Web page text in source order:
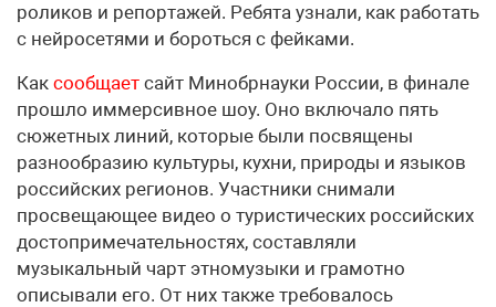
роликов и репортажей. Ребята узнали, как работать
с нейросетями и бороться с фейками.
Как сообщает сайт Минобрнауки России, в финале
прошло иммерсивное шоу. Оно включало пять
сюжетных линий, которые были посвящены
разнообразию культуры, кухни, природы и языков
российских регионов. Участники снимали
просвещающее видео о туристических российских
достопримечательностях, составляли
музыкальный чарт этномузыки и грамотно
описывали его. От них также требовалось